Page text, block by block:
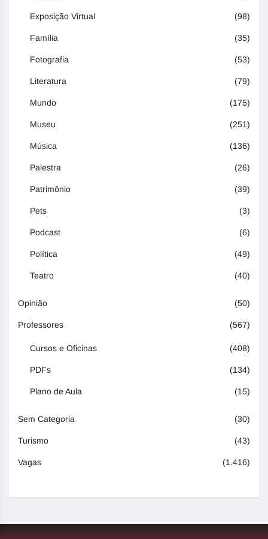
Exposição Virtual (98)
Família (35)
Fotografia (53)
Literatura (79)
Mundo (175)
Museu (251)
Música (136)
Palestra (26)
Patrimônio (39)
Pets (3)
Podcast (6)
Política (49)
Teatro (40)
Opinião (50)
Professores (567)
Cursos e Oficinas (408)
PDFs (134)
Plano de Aula (15)
Sem Categoria (30)
Turismo (43)
Vagas (1.416)